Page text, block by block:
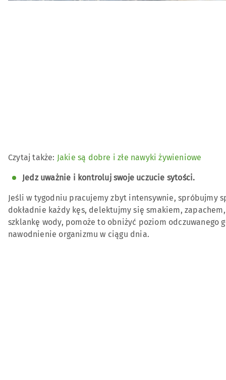
Czytaj także: Jakie są dobre i złe nawyki żywieniowe
Jedz uważnie i kontroluj swoje uczucie sytości.
Jeśli w tygodniu pracujemy zbyt intensywnie, spróbujmy
dokładnie każdy kęs, delektujmy się smakiem,
szklankę wody, pomoże to obniżyć poziom odczuwanego
nawodnienie organizmu w ciągu dnia.